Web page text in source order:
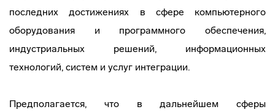
последних достижениях в сфере компьютерного
оборудования и программного обеспечения,
индустриальных решений, информационных
технологий, систем и услуг интеграции.
Предполагается, что в дальнейшем сферы